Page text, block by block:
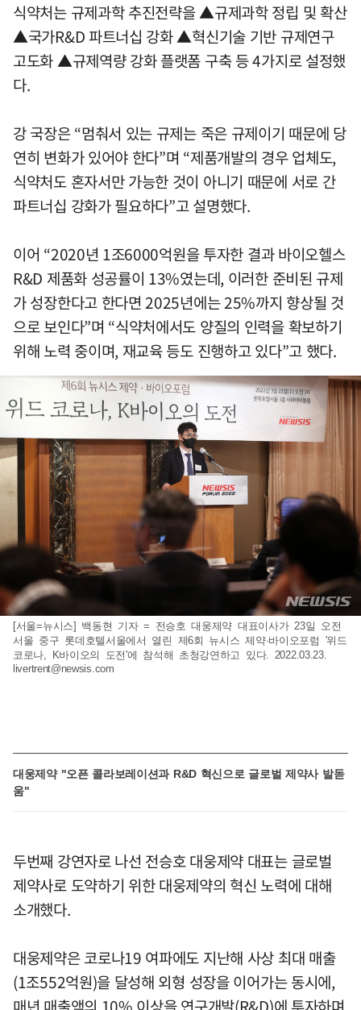
식약처는 규제과학 추진전략을 ▲규제과학 정립 및 확산
▲국가R&D 파트너십 강화 ▲혁신기술 기반 규제연구
고도화 ▲규제역량 강화 플랫폼 구축 등 4가지로 설정했
다.
강 국장은 “멈춰서 있는 규제는 죽은 규제이기 때문에 당
연히 변화가 있어야 한다”며 “제품개발의 경우 업체도,
식약처도 혼자서만 가능한 것이 아니기 때문에 서로 간
파트너십 강화가 필요하다”고 설명했다.
이어 “2020년 1조6000억원을 투자한 결과 바이오헬스
R&D 제품화 성공률이 13%였는데, 이러한 준비된 규제
가 성장한다고 한다면 2025년에는 25%까지 향상될 것
으로 보인다”며 “식약처에서도 양질의 인력을 확보하기
위해 노력 중이며, 재교육 등도 진행하고 있다”고 했다.
[서울=뉴시스] 백동현 기자 = 전승호 대웅제약 대표이사가 23일 오전
서울 중구 롯데호텔서울에서 열린 제6회 뉴시스 제약·바이오포럼 '위드
코로나, K바이오의 도전'에 참석해 초청강연하고 있다. 2022.03.23.
livertrent@newsis.com
대웅제약 "오픈 콜라보레이션과 R&D 혁신으로 글로벌 제약사 발돋
움"
두번째 강연자로 나선 전승호 대웅제약 대표는 글로벌
제약사로 도약하기 위한 대웅제약의 혁신 노력에 대해
소개했다.
대웅제약은 코로나19 여파에도 지난해 사상 최대 매출
(1조552억원)을 달성해 외형 성장을 이어가는 동시에,